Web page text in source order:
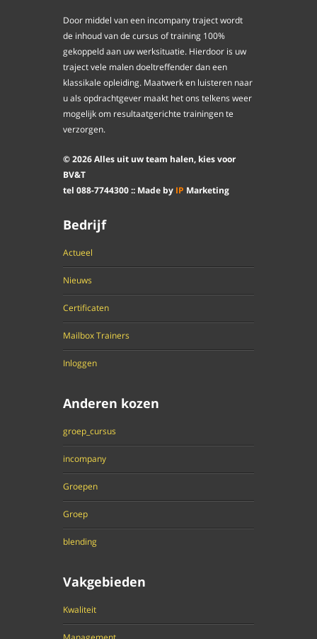
Door middel van een incompany traject wordt
de inhoud van de cursus of training 100%
gekoppeld aan uw werksituatie. Hierdoor is uw
traject vele malen doeltreffender dan een
klassikale opleiding. Maatwerk en luisteren naar
u als opdrachtgever maakt het ons telkens weer
mogelijk om resultaatgerichte trainingen te
verzorgen.
©2026Alles uit uw team halen, kies voor
BV&T
tel 088-7744300:: Made by IP Marketing
Bedrijf
Actueel
Nieuws
Certificaten
Mailbox Trainers
Inloggen
Anderen kozen
groep_cursus
incompany
Groepen
Groep
blending
Vakgebieden
Kwaliteit